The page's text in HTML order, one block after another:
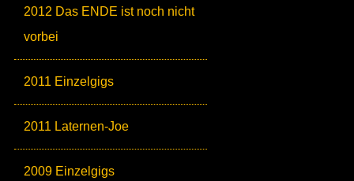
2012 Das ENDE ist noch nicht
vorbei
2011 Einzelgigs
2011 Laternen-Joe
2009 Einzelgigs